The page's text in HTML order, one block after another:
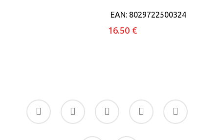
EAN: 8029722500324
16.50 €
facebook
google-
plus
instagram whatsapp tiktok